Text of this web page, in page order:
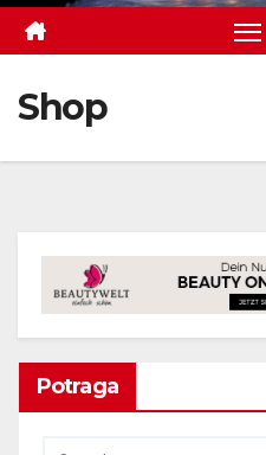
Shop
Potraga